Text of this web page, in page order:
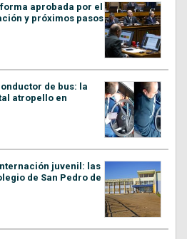
aprobada por el
y próximos pasos
de bus: la
atropello en
juvenil: las
de San Pedro de